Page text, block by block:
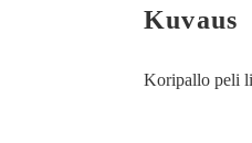
Kuvaus
Koripallo peli